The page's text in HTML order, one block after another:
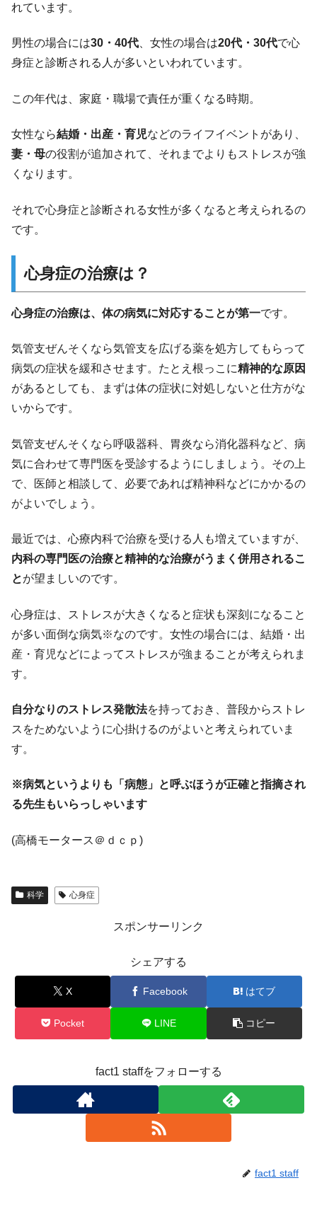
れています。
男性の場合には30・40代、女性の場合は20代・30代で心
身症と診断される人が多いといわれています。
この年代は、家庭・職場で責任が重くなる時期。
女性なら結婚・出産・育児などのライフイベントがあり、
妻・母の役割が追加されて、それまでよりもストレスが強
くなります。
それで心身症と診断される女性が多くなると考えられるの
です。
心身症の治療は？
心身症の治療は、体の病気に対応することが第一です。
気管支ぜんそくなら気管支を広げる薬を処方してもらって
病気の症状を緩和させます。たとえ根っこに精神的な原因
があるとしても、まずは体の症状に対処しないと仕方がな
いからです。
気管支ぜんそくなら呼吸器科、胃炎なら消化器科など、病
気に合わせて専門医を受診するようにしましょう。その上
で、医師と相談して、必要であれば精神科などにかかるの
がよいでしょう。
最近では、心療内科で治療を受ける人も増えていますが、
内科の専門医の治療と精神的な治療がうまく併用されるこ
とが望ましいのです。
心身症は、ストレスが大きくなると症状も深刻になること
が多い面倒な病気※なのです。女性の場合には、結婚・出
産・育児などによってストレスが強まることが考えられま
す。
自分なりのストレス発散法を持っておき、普段からストレ
スをためないように心掛けるのがよいと考えられていま
す。
※病気というよりも「病態」と呼ぶほうが正確と指摘され
る先生もいらっしゃいます
(高橋モータース＠ｄｃｐ)
科学 心身症
スポンサーリンク
シェアする
X Facebook はてブ
Pocket LINE コピー
fact1 staffをフォローする
fact1 staff